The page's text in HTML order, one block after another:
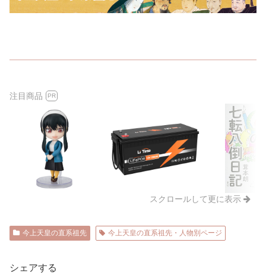
注目商品 PR
スクロールして更に表示
今上天皇の直系祖先 今上天皇の直系祖先・人物別ページ
シェアする